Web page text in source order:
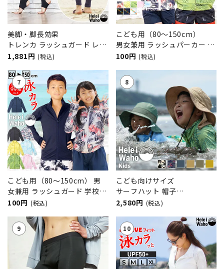
美脚・脚長効果
トレンカ ラッシュガード レデ
ィース HeleiWaho ヘレイワ
め 接触冷感 シュノーケリング
海 プール
1,881円 (税込)
こども用（80～150cm）
男女兼用 ラッシュパーカー キ
ッズ ジュニア HeleiWaho ヘ
100円 (税込)
こども用（80～150cm） 男
女兼用 ラッシュガード 学校
スクール プール 水泳 UPF50+
ワホ
100円 (税込)
こども向けサイズ
サーフハット 帽子
HeleiWaho ヘレイワホ UVカ
症予防
2,580円 (税込)